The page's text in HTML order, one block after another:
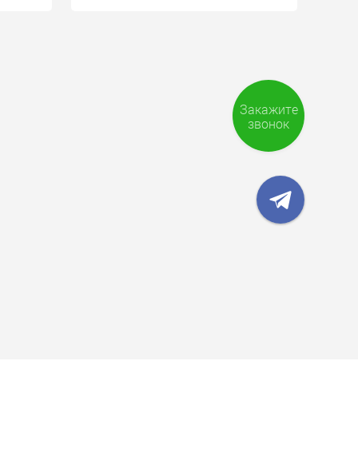
Закажите
звонок